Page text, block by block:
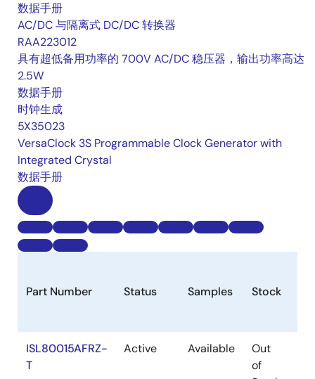
数据手册
AC/DC 与隔离式 DC/DC 转换器
RAA223012
具有超低备用功率的 700V AC/DC 稳压器，输出功率高达
2.5W
数据手册
时钟生成
5X35023
VersaClock 3S Programmable Clock Generator with
Integrated Crystal
数据手册
Part Number Status Samples Stock
ISL80015AFRZ-
T
Active Available
Out
of